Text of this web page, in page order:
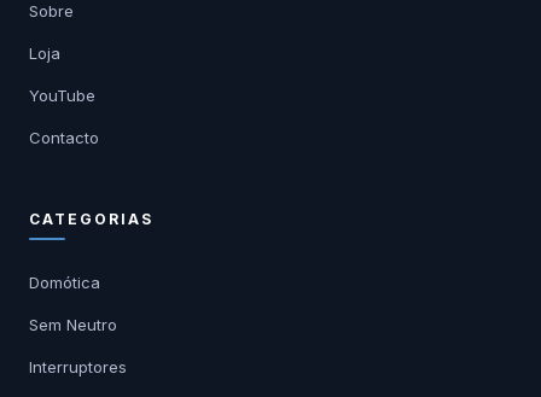
Sobre
Loja
YouTube
Contacto
CATEGORIAS
Domótica
Sem Neutro
Interruptores